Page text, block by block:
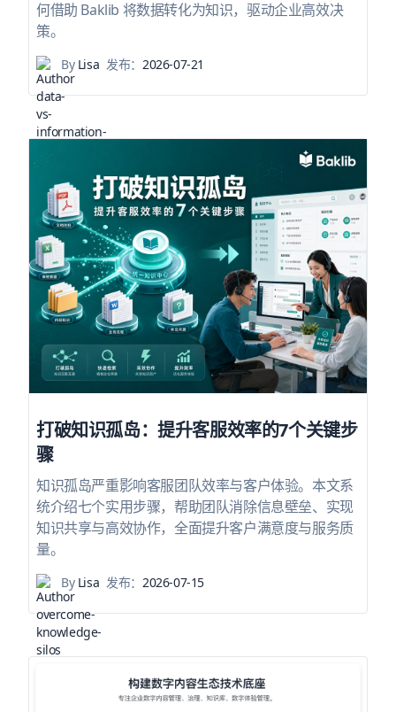
何借助 Baklib 将数据转化为知识，驱动企业高效决
策。
ByLisa 发布：2026-07-21
打破知识孤岛：提升客服效率的7个关键步
骤
知识孤岛严重影响客服团队效率与客户体验。本文系
统介绍七个实用步骤，帮助团队消除信息壁垒、实现
知识共享与高效协作，全面提升客户满意度与服务质
量。
ByLisa 发布： 2026-07-15